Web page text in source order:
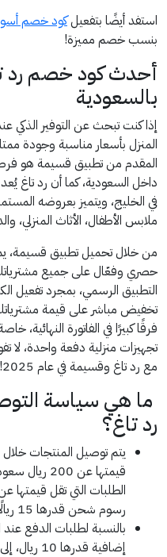
استفد أيضًا بتفعيلكود خصم
بنسب خصم مميزة!
أحدث كود خصم رد
بالسعودية
إذا كنت تبحث عن التوفير الذكي
المنزل بأسعار مناسبة وجودة
المقدم من تطبيق قسيمة هو
داخل السعودية، كما أن رد تاغ
في الخليج، ويتميز بعروضه
ملابس الأطفال، الأثاث المنزلي،
من خلال تحميل تطبيق قسيمة،
حصري وفعّال على جميع مشترياتك
التطبيق الرسمي، بمجرد تفعيل
تخفيض مباشر على قيمة
فرقًا كبيرًا في الفاتورة
تجهيزات منزلية دفعة واحدة، لا
مع رد تاغ وقسيمة في عام 2025!
ما هي سياسة
رد تاغ؟
قيمتها عن
رسوم شحن قدرها 15 ريالًا سعوديًا.
بالنسبة لطلبات الدفع
إضافية قدرها 10 ريال، إلى قيمة الطلب.